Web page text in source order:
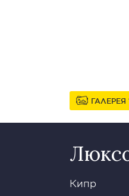
ГАЛЕРЕЯ
Кипр